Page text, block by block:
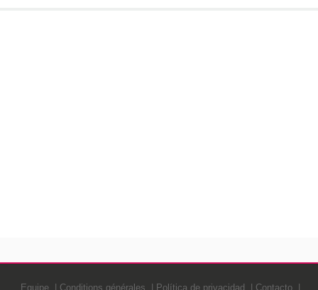
Equipe Conditions générales Política de privacidad Contacto